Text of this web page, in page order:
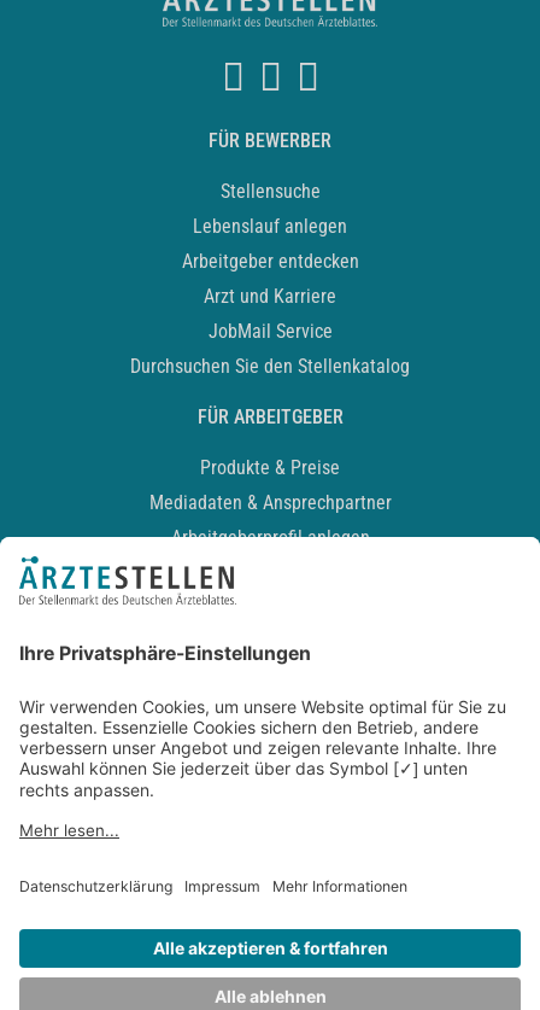
FÜR BEWERBER
Stellensuche
Lebenslauf anlegen
Arbeitgeber entdecken
Arzt und Karriere
JobMail Service
Durchsuchen Sie den Stellenkatalog
FÜR ARBEITGEBER
Produkte & Preise
Mediadaten & Ansprechpartner
Arbeitgeberprofil anlegen
Recruiting-Podcast
Kontakt
Datenschutz
Newsletter